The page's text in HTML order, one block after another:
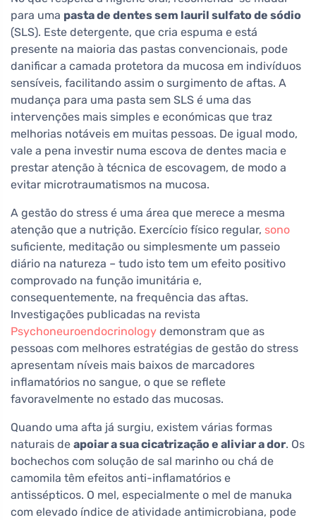
para uma pasta de dentes sem lauril sulfato de sódio
(SLS). Este detergente, que cria espuma e está
presente na maioria das pastas convencionais, pode
danificar a camada protetora da mucosa em indivíduos
sensíveis, facilitando assim o surgimento de aftas. A
mudança para uma pasta sem SLS é uma das
intervenções mais simples e económicas que traz
melhorias notáveis em muitas pessoas. De igual modo,
vale a pena investir numa escova de dentes macia e
prestar atenção à técnica de escovagem, de modo a
evitar microtraumatismos na mucosa.
A gestão do stress é uma área que merece a mesma
atenção que a nutrição. Exercício físico regular, sono
suficiente, meditação ou simplesmente um passeio
diário na natureza – tudo isto tem um efeito positivo
comprovado na função imunitária e,
consequentemente, na frequência das aftas.
Investigações publicadas na revista
Psychoneuroendocrinology demonstram que as
pessoas com melhores estratégias de gestão do stress
apresentam níveis mais baixos de marcadores
inflamatórios no sangue, o que se reflete
favoravelmente no estado das mucosas.
Quando uma afta já surgiu, existem várias formas
naturais de apoiar a sua cicatrização e aliviar a dor. Os
bochechos com solução de sal marinho ou chá de
camomila têm efeitos anti-inflamatórios e
antissépticos. O mel, especialmente o mel de manuka
com elevado índice de atividade antimicrobiana, pode